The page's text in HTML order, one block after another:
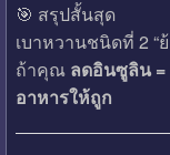
🎯 สรุปสั้นสุด
เบาหวานชนิดที่ 2 “
ถ้าคุณ ลดอินซูลิน =
อาหารให้ถูก